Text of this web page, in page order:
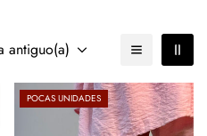
antiguo(a)
POCAS UNIDADES